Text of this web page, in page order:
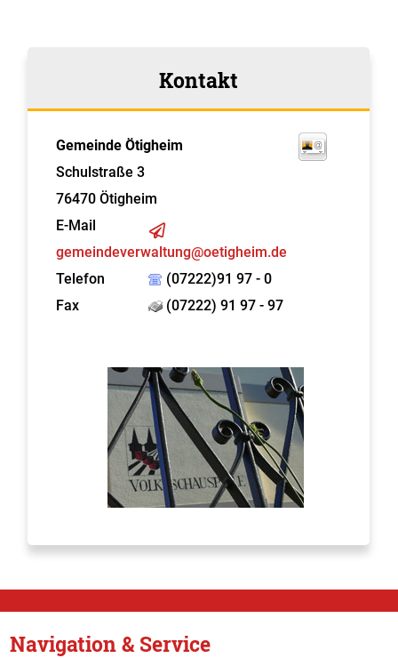
Kontakt
Gemeinde Ötigheim
Schulstraße 3
76470 Ötigheim
E-Mail
gemeindeverwaltung@oetigheim.de
Telefon
(07222)91 97 - 0
Fax
(07222) 91 97 - 97
Navigation & Service